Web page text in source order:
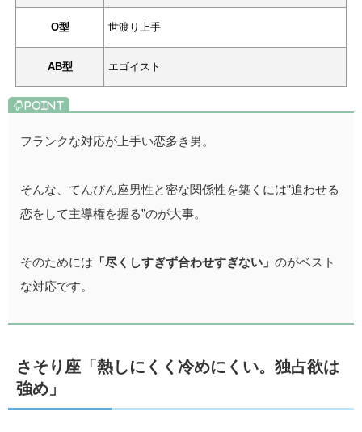
O型 世渡り上手
AB型 エゴイスト
フランクな対応が上手い恋多き男。
そんな、てんびん座男性と密な関係性を築くには”追わせる
恋をして主導権を握る”のが大事。
そのためには 「尽くしすぎず合わせすぎない」 のがベスト
な対応です。
さそり座「熱しにくく冷めにくい。独占欲は
強め」